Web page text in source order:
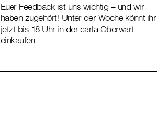
Euer Feedback ist uns wichtig – und wir
haben zugehört! Unter der Woche könnt ihr
jetzt bis 18 Uhr in der carla Oberwart
einkaufen.